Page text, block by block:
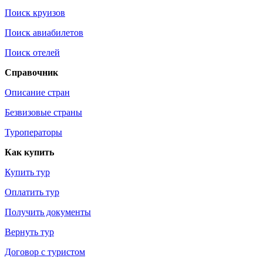
Поиск круизов
Поиск авиабилетов
Поиск отелей
Справочник
Описание стран
Безвизовые страны
Туроператоры
Как купить
Купить тур
Оплатить тур
Получить документы
Вернуть тур
Договор с туристом